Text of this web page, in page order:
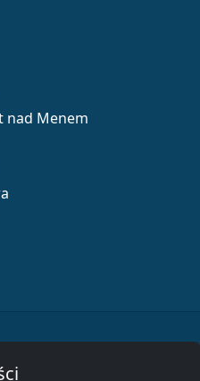
nad Menem